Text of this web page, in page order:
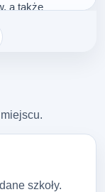
a także
żegnaliśmy
odebraliśmy
szkoły.